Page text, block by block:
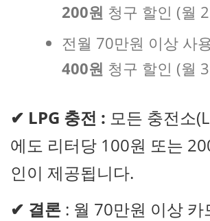
200원 청구 할인 (월
전월 70만원 이상 사
400원 청구 할인 (월
✔ LPG 충전 : 모든 충전소
에도 리터당 100원 또는
인이 제공됩니다.
✔ 결론 : 월 70만원 이상 카